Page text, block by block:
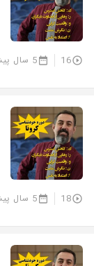
16 5 سال پیش
18 5 سال پیش